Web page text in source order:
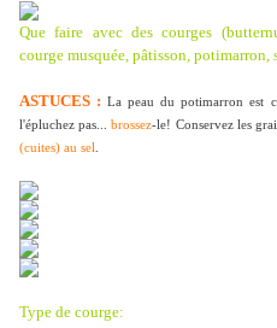
Que faire avec des courges
courge musquée, pâtisson, potimarron,
ASTUCES : La peau du potimarron est
l'épluchez pas...brossez-le! Conservez les
(cuites) au sel
Type de courge: